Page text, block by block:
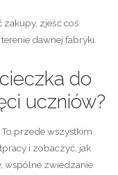
zakupy, zjeść coś
dawnej fabryki.
do
uczniów?
przede wszystkim
i zobaczyć, jak
wspólne zwiedzanie